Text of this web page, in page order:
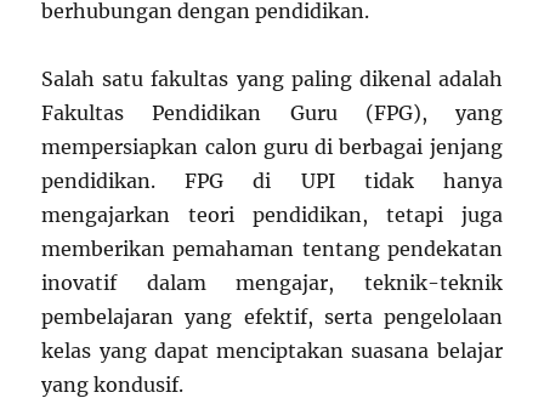
berhubungan dengan pendidikan.
Salah satu fakultas yang paling dikenal adalah
Fakultas Pendidikan Guru (FPG), yang
mempersiapkan calon guru di berbagai jenjang
pendidikan. FPG di UPI tidak hanya
mengajarkan teori pendidikan, tetapi juga
memberikan pemahaman tentang pendekatan
inovatif dalam mengajar, teknik-teknik
pembelajaran yang efektif, serta pengelolaan
kelas yang dapat menciptakan suasana belajar
yang kondusif.